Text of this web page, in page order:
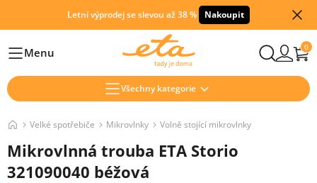
Letní výprodej se slevou až 38 % Nakoupit
HlavníMenu 0
Všechny kategorie
Velké spotřebiče Mikrovlnky Volně stojící mikrovlnky
Mikrovlnná trouba ETA Storio
321090040 béžová